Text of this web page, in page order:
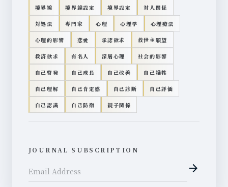
境界線 境界線設定 境界設定 対人関係
対処法 専門家 心理 心理学 心理療法
心理的影響 恋愛 承認欲求 救世主願望
救済欲求 有名人 深層心理 社会的影響
自己啓発 自己成長 自己改善 自己犠牲
自己理解 自己肯定感 自己診断 自己評価
自己認識 自己防衛 親子関係
JOURNAL SUBSCRIPTION
arrow_forward